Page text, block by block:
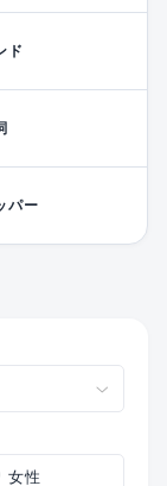
ド
パー
女性